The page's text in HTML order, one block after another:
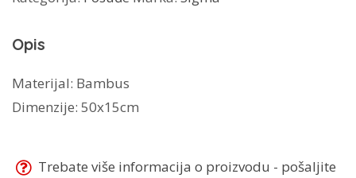
Opis
Materijal: Bambus
Dimenzije: 50x15cm
Trebate više informacija o proizvodu - pošaljite